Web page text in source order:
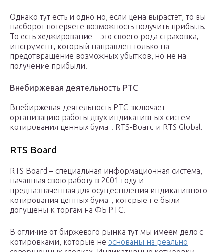
Однако тут есть и одно но, если цена вырастет, то вы
наоборот потеряете возможность получить прибыль.
То есть хеджирование – это своего рода страховка,
инструмент, который направлен только на
предотвращение возможных убытков, но не на
получение прибыли.
Внебиржевая деятельность РТС
Внебиржевая деятельность РТС включает
организацию работы двух индикативных систем
котирования ценных бумаг: RTS-Board и RTS Global.
RTS Board
RTS Board – специальная информационная система,
начавшая свою работу в 2001 году и
предназначенная для осуществления индикативного
котирования ценных бумаг, которые не были
допущены к торгам на ФБ РТС.
В отличие от биржевого рынка тут мы имеем дело с
котировками, которые не основаны на реально